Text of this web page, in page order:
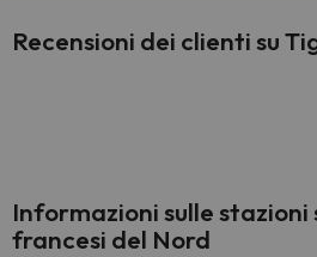
Recensioni dei clienti su
Informazioni sulle stazioni
francesi del Nord